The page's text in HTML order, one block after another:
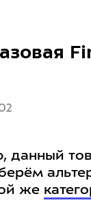
данный
же